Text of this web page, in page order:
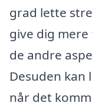
grad lette
give dig
de andre
Desuden
når det